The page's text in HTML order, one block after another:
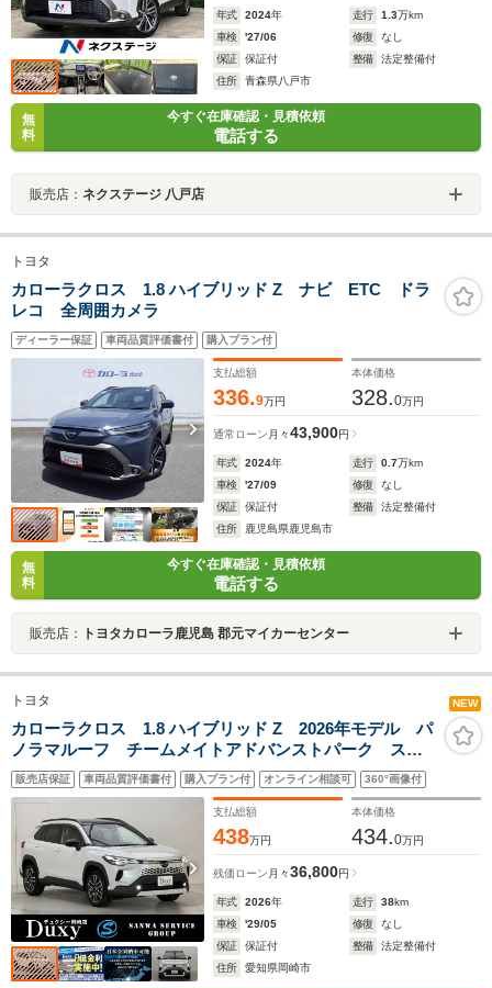
年式 2024年 走行 1.3万km
車検
'27/06 修復
なし
保証
保証付 整備
法定整備付
住所
青森県八戸市
無
料
今すぐ在庫確認・見積依頼
電話する
販売店： ネクステージ 八戸店
トヨタ
カローラクロス 1.8 ハイブリッド Z ナビ ETC ドラ
レコ 全周囲カメラ
ディーラー保証 車両品質評価書付 購入プラン付
支払総額
336.9万円
本体価格
328.0万円
通常ローン 月々43,900円
年式 2024年 走行 0.7万km
車検
'27/09 修復
なし
保証
保証付 整備
法定整備付
住所
鹿児島県鹿児島市
無
料
今すぐ在庫確認・見積依頼
電話する
販売店： トヨタカローラ鹿児島 郡元マイカーセンター
トヨタ NEW
カローラクロス 1.8 ハイブリッド Z 2026年モデル パ
ノラマルーフ チームメイトアドバンストパーク ステ
アリングヒーター ハンズフリーパワーバックドア ド
ライブレコーダー内蔵 10.5インチコネクティッドナビ
AppleCarPlay フルセグ ETC2.0
販売店保証 車両品質評価書付 購入プラン付 オンライン相談可 360°画像付
支払総額
438万円
本体価格
434.0万円
残価ローン 月々36,800円
年式 2026年 走行 38km
車検
'29/05 修復
なし
保証
保証付 整備
法定整備付
住所
愛知県岡崎市